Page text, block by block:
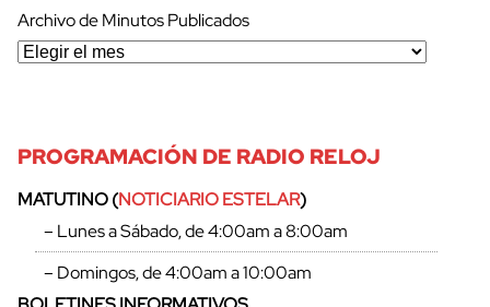
Archivo de Minutos Publicados
PROGRAMACIÓN DE RADIO RELOJ
MATUTINO (NOTICIARIO ESTELAR)
– Lunes a Sábado, de 4:00am a 8:00am
– Domingos, de 4:00am a 10:00am